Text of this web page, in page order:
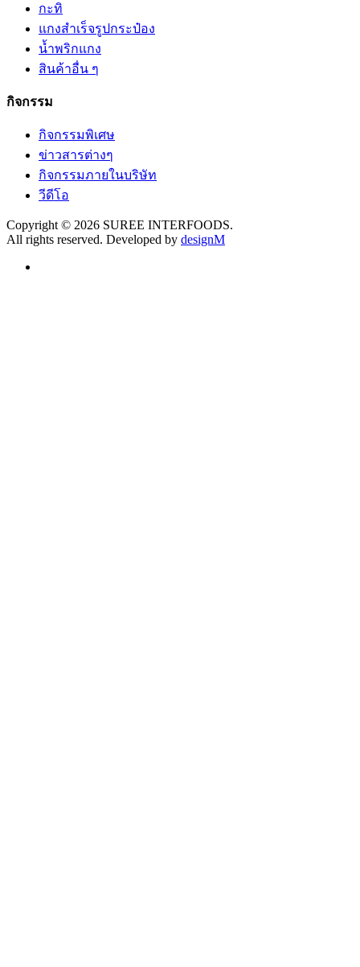
กะทิ
แกงสำเร็จรูปกระป๋อง
น้ำพริกแกง
สินค้าอื่น ๆ
กิจกรรม
กิจกรรมพิเศษ
ข่าวสารต่างๆ
กิจกรรมภายในบริษัท
วีดีโอ
Copyright © 2026 SUREE INTERFOODS.
All rights reserved. Developed by designM